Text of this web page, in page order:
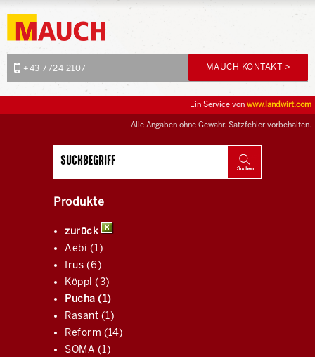
+43 7724 2107 MAUCH KONTAKT >
Alle Angaben ohne Gewähr. Satzfehler vorbehalten.
Ein Service von www.landwirt.com
Produkte
zurück
Aebi (1)
Irus (6)
Köppl (3)
Pucha (1)
Rasant (1)
Reform (14)
SOMA (1)